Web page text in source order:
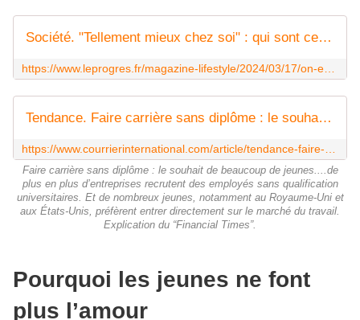
Société. "Tellement mieux chez soi" : qui sont ces jeunes qui délaissent la fête pour leur cocon
https://www.leprogres.fr/magazine-lifestyle/2024/03/17/on-est-parfois-tellement-mieux-chez-soi-quelle-est-cette-nouvelle-generation-qui-delaisse-la-fete-pour-son-cocon
Tendance. Faire carrière sans diplôme : le souhait de beaucoup de jeunes
https://www.courrierinternational.com/article/tendance-faire-carriere-sans-diplome-le-souhait-de-beaucoup-de-jeunes
Faire carrière sans diplôme : le souhait de beaucoup de jeunes....de
plus en plus d’entreprises recrutent des employés sans qualification
universitaires. Et de nombreux jeunes, notamment au Royaume-Uni et
aux États-Unis, préfèrent entrer directement sur le marché du travail.
Explication du “Financial Times”.
Pourquoi les jeunes ne font
plus l’amour